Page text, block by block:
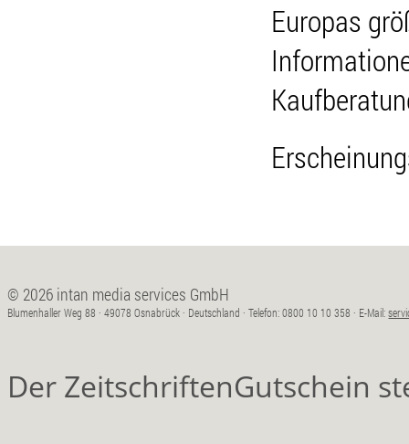
Europas
© 2026 intan media services GmbH
Blumenhaller Weg 88 · 49078 Osnabrück · Deutschland · Telefon: 0800 10 10 358 · E-Mail:
Der ZeitschriftenGutschein